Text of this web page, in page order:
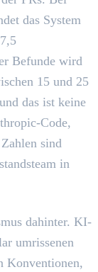
das System
Befunde wird
15 und 25
das ist keine
Code,
sind
in
dahinter. KI-
umrissenen
Konventionen,